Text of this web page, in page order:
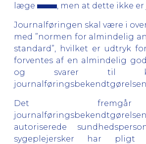
læge
, men at dette ikke
Journalføringen skal være i
med ”normen for almindelig
standard”, hvilket er udtryk
forventes af en almindelig
og svarer til
journalføringsbekendtgørelsen.
Det
autoriserede
sygeplejersker har